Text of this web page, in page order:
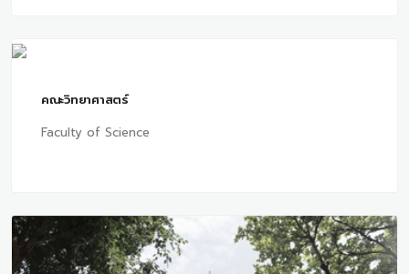
คณะวิทยาศาสตร์
Faculty of Science